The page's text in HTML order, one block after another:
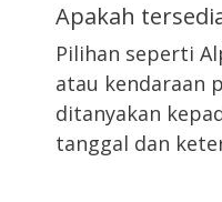
Apakah
Pilihan seperti
atau kendaraan
ditanyakan
tanggal dan